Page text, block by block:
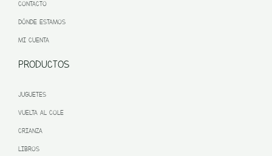
CONTACTO
DÓNDE ESTAMOS
MI CUENTA
PRODUCTOS
JUGUETES
VUELTA AL COLE
CRIANZA
LIBROS